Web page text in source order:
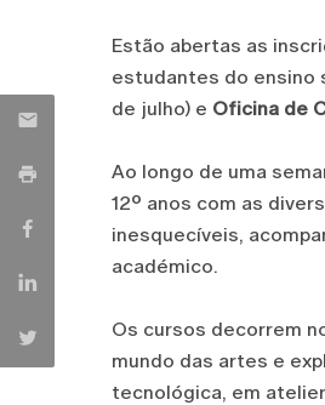
Estão abertas as
estudantes do ensino
de julho) e Oficina de
Ao longo de uma
12º anos com as
inesquecíveis,
académico.
Os cursos decorrem
mundo das artes e
tecnológica, em